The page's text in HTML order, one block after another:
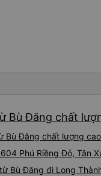
Bù Đăng chất
Bù Đăng chất lượng
Phú Riềng Đỏ, Tân
Bù Đăng đi Long